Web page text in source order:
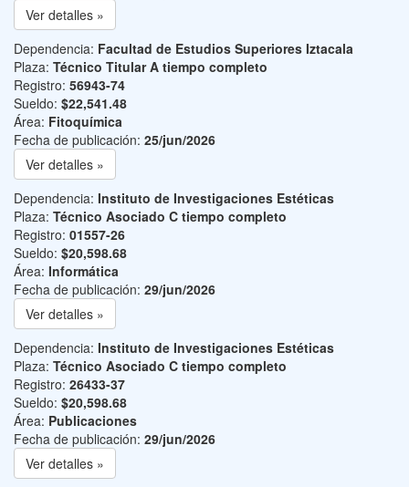
Ver detalles »
Dependencia: Facultad de Estudios Superiores Iztacala
Plaza: Técnico Titular A tiempo completo
Registro: 56943-74
Sueldo: $22,541.48
Área: Fitoquímica
Fecha de publicación: 25/jun/2026
Ver detalles »
Dependencia: Instituto de Investigaciones Estéticas
Plaza: Técnico Asociado C tiempo completo
Registro: 01557-26
Sueldo: $20,598.68
Área: Informática
Fecha de publicación: 29/jun/2026
Ver detalles »
Dependencia: Instituto de Investigaciones Estéticas
Plaza: Técnico Asociado C tiempo completo
Registro: 26433-37
Sueldo: $20,598.68
Área: Publicaciones
Fecha de publicación: 29/jun/2026
Ver detalles »